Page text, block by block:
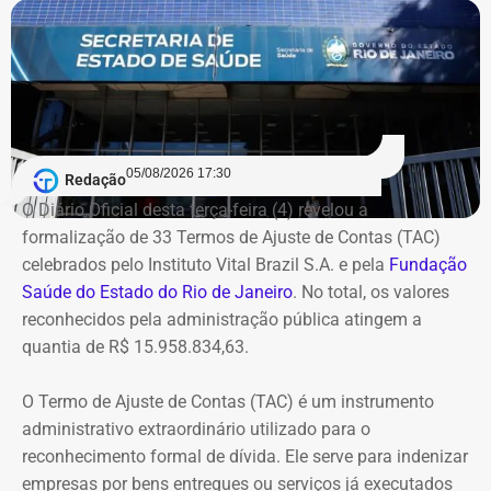
2007, quando Dr. Flávio comandava a Saúde de
Queimados.
Segundo o Ministério Público, o TCU concluiu que parte
das despesas realizadas com verbas federais não foi
devidamente comprovada. As contas foram julgadas
irregulares em 2021, e a decisão foi mantida em março
de 2024, quando o tribunal rejeitou o recurso apresentado
pelo deputado.
O acórdão também determinou que Dr. Flávio devolva
quatro valores, que somam R$ 13.112,09, sem
atualização monetária.
A Procuradoria cita ainda que o Tribunal concluiu que o
deputado participou da gestão desses recursos,
autorizando transferências para contas da prefeitura e
Redação05/08/2026 17:30
O Diário Oficial desta terça-feira (4) revelou a
formalização de 33 Termos de Ajuste de Contas (TAC)
celebrados pelo Instituto Vital Brazil S.A. e pela Fundação
Saúde do Estado do Rio de Janeiro. No total, os valores
reconhecidos pela administração pública atingem a
quantia de R$ 15.958.834,63.
O Termo de Ajuste de Contas (TAC) é um instrumento
administrativo extraordinário utilizado para o
reconhecimento formal de dívida. Ele serve para indenizar
empresas por bens entregues ou serviços já executados